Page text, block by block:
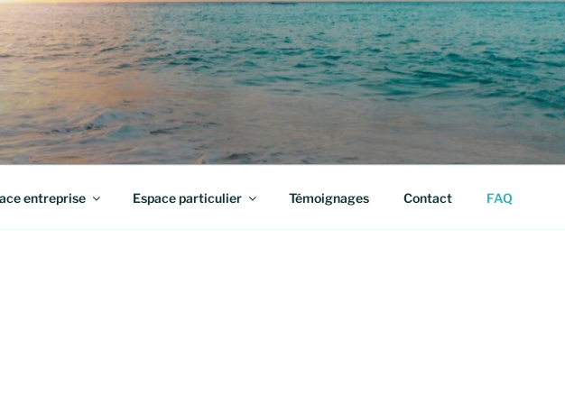
– COACH
entreprise Espace particulier Témoignages Contact FAQ